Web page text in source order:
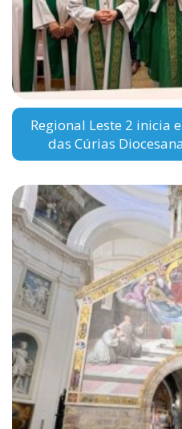
Regional Leste 2 inicia
das Cúrias